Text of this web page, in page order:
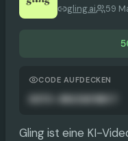
gling.ai 59
CODE AUFDECKEN
Gling ist eine KI-